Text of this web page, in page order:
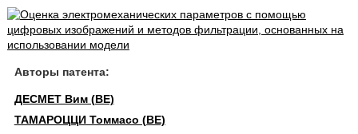
Авторы патента:
ДЕСМЕТ Вим (BE)
ТАМАРОЦЦИ Томмасо (BE)